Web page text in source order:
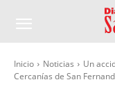
Inicio Noticias
Un
Cercanías de San